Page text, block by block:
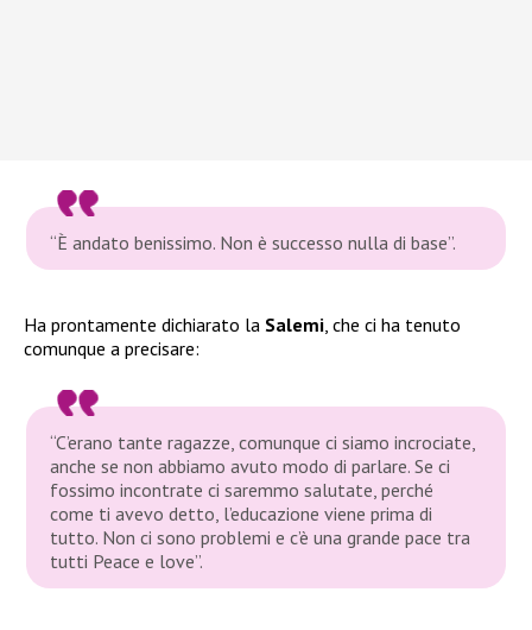
“È andato benissimo. Non è successo nulla di base”.
Ha prontamente dichiarato la Salemi , che ci ha tenuto
comunque a precisare:
“C’erano tante ragazze, comunque ci siamo incrociate,
anche se non abbiamo avuto modo di parlare. Se ci
fossimo incontrate ci saremmo salutate, perché
come ti avevo detto, l’educazione viene prima di
tutto. Non ci sono problemi e c’è una grande pace tra
tutti Peace e love”.